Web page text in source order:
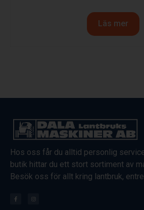
Läs mer
Hos oss får du alltid personlig
butik hittar du ett stort sortiment av
Besök oss för allt kring lantbruk,